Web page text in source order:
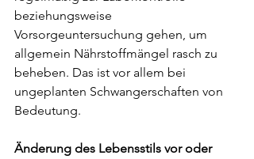
beziehungsweise
Vorsorgeuntersuchung gehen, um
allgemein Nährstoffmängel rasch zu
beheben. Das ist vor allem bei
ungeplanten Schwangerschaften von
Bedeutung.
Änderung des Lebensstils vor oder